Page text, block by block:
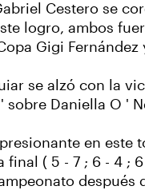
Cestero se
logro, ambos
Gigi
se alzó con la
Daniella O '
en este
final ( 5 - 7 ; 6 - 4
después